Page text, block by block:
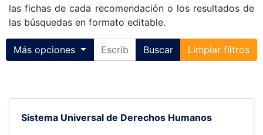
las fichas de cada recomendación o los resultados de
las búsquedas en formato editable.
Toggle collapse
Más opciones Buscar Limpiar filtros
Sistema Universal de Derechos Humanos